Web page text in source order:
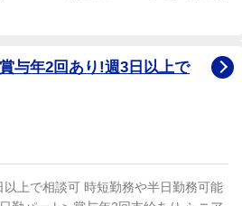
与年2回あり!週3日以上で
上で相談可 時短勤務や半日勤務可能